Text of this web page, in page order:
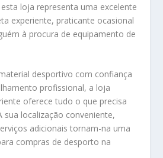
loja representa uma excelente
experiente, praticante ocasional
à procura de equipamento de
desportivo com confiança
profissional, a loja
oferece tudo o que precisa
sua localização conveniente,
adicionais tornam-na uma
compras de desporto na